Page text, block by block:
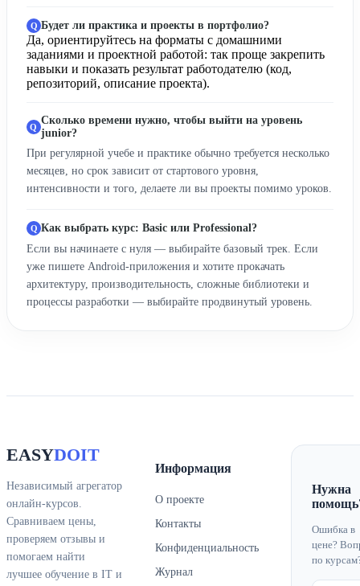
Будет ли практика и проекты в портфолио?
Да, ориентируйтесь на форматы с домашними
заданиями и проектной работой: так проще закрепить
навыки и показать результат работодателю (код,
репозиторий, описание проекта).
Сколько времени нужно, чтобы выйти на уровень
junior?
При регулярной учебе и практике обычно требуется несколько
месяцев, но срок зависит от стартового уровня,
интенсивности и того, делаете ли вы проекты помимо уроков.
Как выбрать курс: Basic или Professional?
Если вы начинаете с нуля — выбирайте базовый трек. Если
уже пишете Android-приложения и хотите прокачать
архитектуру, производительность, сложные библиотеки и
процессы разработки — выбирайте продвинутый уровень.
EASYDOIT
Независимый агрегатор
онлайн-курсов.
Сравниваем цены,
проверяем отзывы и
помогаем найти
лучшее обучение в IT и
Информация
О проекте
Контакты
Конфиденциальность
Журнал
Нужна
Ошибка в
цене?
по